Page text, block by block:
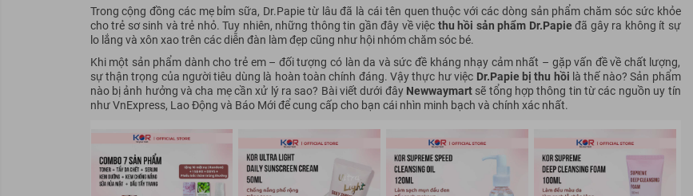
Trong cộng đồng các mẹ bỉm sữa, Dr.Papie từ lâu đã là cái tên quen thuộc với các dòng sản phẩm chăm sóc sức khỏe
cho trẻ sơ sinh và trẻ nhỏ. Tuy nhiên, những thông tin gần đây về việc thu hồi sản phẩm Dr.Papie đã gây ra không ít sự
lo lắng và xôn xao trên các diễn đàn làm đẹp cũng như hội nhóm chăm sóc bé.
Khi một sản phẩm dành cho trẻ em – đối tượng có làn da và sức đề kháng nhạy cảm nhất – gặp vấn đề về chất lượng,
sự thận trọng của người tiêu dùng là hoàn toàn chính đáng. Vậy thực hư việc Dr.Papie bị thu hồi là thế nào? Sản phẩm
nào bị ảnh hưởng và cha mẹ cần xử lý ra sao? Bài viết dưới đây Newwaymart sẽ tổng hợp thông tin từ các nguồn uy tín
như VnExpress, Lao Động và Báo Mới để cung cấp cho bạn cái nhìn minh bạch và chính xác nhất.